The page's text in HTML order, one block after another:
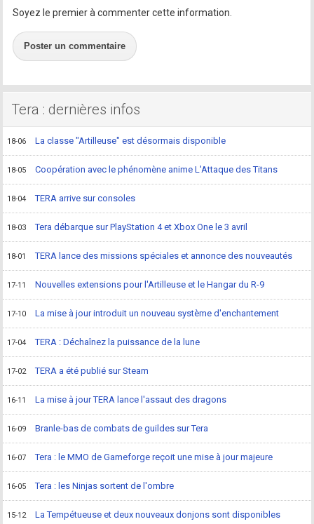
Soyez le premier à commenter cette information.
Poster un commentaire
Tera : dernières infos
18-06 La classe "Artilleuse" est désormais disponible
18-05 Coopération avec le phénomène anime L'Attaque des Titans
18-04 TERA arrive sur consoles
18-03 Tera débarque sur PlayStation 4 et Xbox One le 3 avril
18-01 TERA lance des missions spéciales et annonce des nouveautés
17-11 Nouvelles extensions pour l'Artilleuse et le Hangar du R-9
17-10 La mise à jour introduit un nouveau système d'enchantement
17-04 TERA : Déchaînez la puissance de la lune
17-02 TERA a été publié sur Steam
16-11 La mise à jour TERA lance l'assaut des dragons
16-09 Branle-bas de combats de guildes sur Tera
16-07 Tera : le MMO de Gameforge reçoit une mise à jour majeure
16-05 Tera : les Ninjas sortent de l'ombre
15-12 La Tempétueuse et deux nouveaux donjons sont disponibles